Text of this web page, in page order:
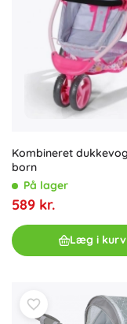
Kombineret
born
På lager
589 kr.
Læg i kurv